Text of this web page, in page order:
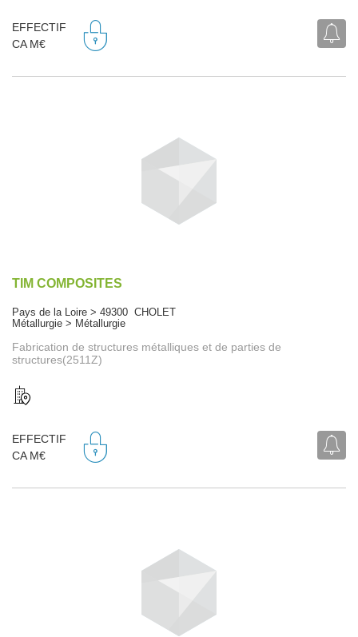
EFFECTIF
CA M€
TIM COMPOSITES
Pays de la Loire > 49300 CHOLET
Métallurgie > Métallurgie
Fabrication de structures métalliques et de parties de
structures(2511Z)
EFFECTIF
CA M€